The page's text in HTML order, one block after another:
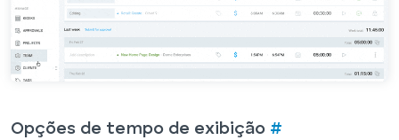
Opções de tempo de exibição #